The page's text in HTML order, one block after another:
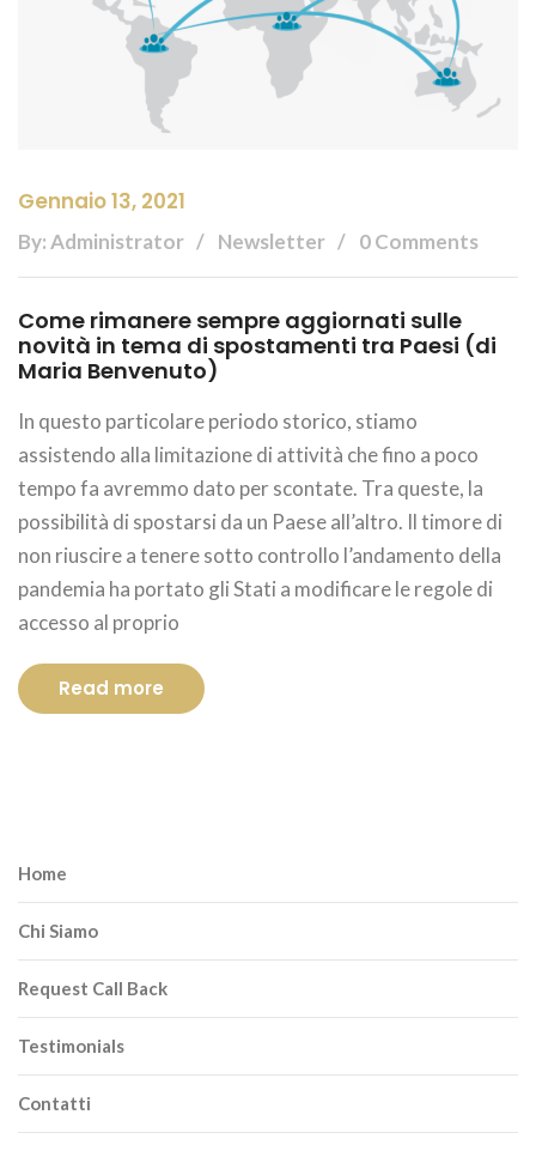
Gennaio 13, 2021
By: Administrator Newsletter 0 Comments
Come rimanere sempre aggiornati sulle
novità in tema di spostamenti tra Paesi (di
Maria Benvenuto)
In questo particolare periodo storico, stiamo
assistendo alla limitazione di attività che fino a poco
tempo fa avremmo dato per scontate. Tra queste, la
possibilità di spostarsi da un Paese all’altro. Il timore di
non riuscire a tenere sotto controllo l’andamento della
pandemia ha portato gli Stati a modificare le regole di
accesso al proprio
Read more
Home
Chi Siamo
Request Call Back
Testimonials
Contatti